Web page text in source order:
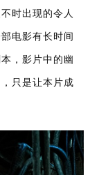
时出现的令人
电影有长时间
，影片中的幽
只是让本片成